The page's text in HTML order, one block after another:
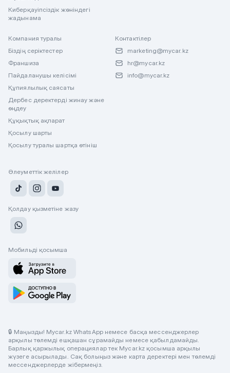
Киберқауіпсіздік жөніндегі
жадынама
Компания туралы
Біздің серіктестер
Франшиза
Пайдаланушы келісімі
Құпиялылық саясаты
Дербес деректерді жинау және
өңдеу
Құқықтық ақпарат
Қосылу шарты
Қосылу туралы шартқа өтініш
Контактілер
marketing@mycar.kz
hr@mycar.kz
info@mycar.kz
Әлеуметтік желілер
Қолдау қызметіне жазу
Мобильді қосымша
🔒 Маңызды! Mycar.kz WhatsApp немесе басқа мессенджерлер
арқылы төлемді ешқашан сұрамайды немесе қабылдамайды.
Барлық қаржылық операциялар тек Mycar.kz қосымша арқылы
жүзеге асырылады. Сақ болыңыз және карта деректері мен төлемді
мессенджерлерде жібермеңіз.